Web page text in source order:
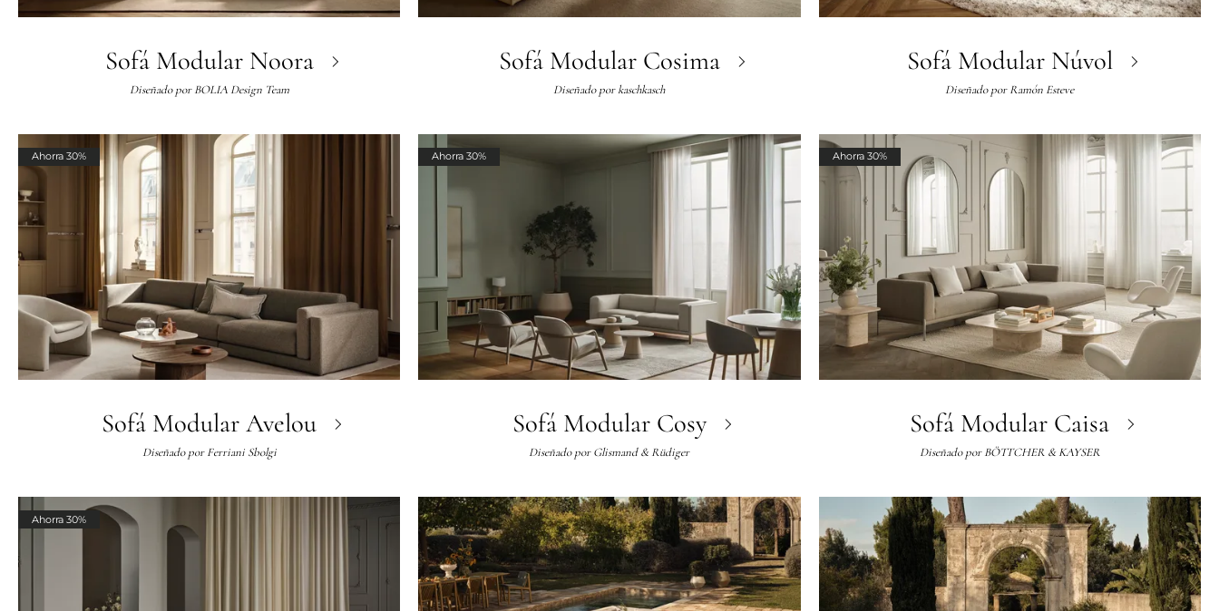
Sofá Modular Noora
Diseñado porBOLIA Design Team
Sofá Modular Cosima
Diseñado porkaschkasch
Sofá Modular Núvol
Diseñado porRamón Esteve
Ahorra 30%
Sofá Modular Avelou
Diseñado porFerriani Sbolgi
Ahorra 30%
Sofá Modular Cosy
Diseñado porGlismand & Rüdiger
Ahorra 30%
Sofá Modular Caisa
Diseñado porBÖTTCHER & KAYSER
Ahorra 30%